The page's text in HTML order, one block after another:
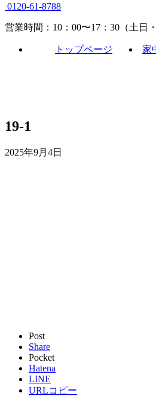
0120-61-8788
営業時間：10：00〜17：30（土日
トップページ
家
19-1
2025年9月4日
Post
Share
Pocket
Hatena
LINE
URLコピー